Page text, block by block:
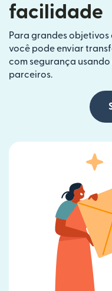
facilidade
Para grandes objetivos
você pode enviar
com segurança
parceiros.